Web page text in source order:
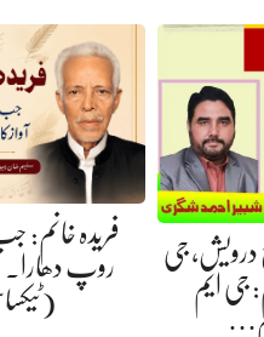
درویش، جی
جی ایم
فریدہ خانم:
روپ دھارا.